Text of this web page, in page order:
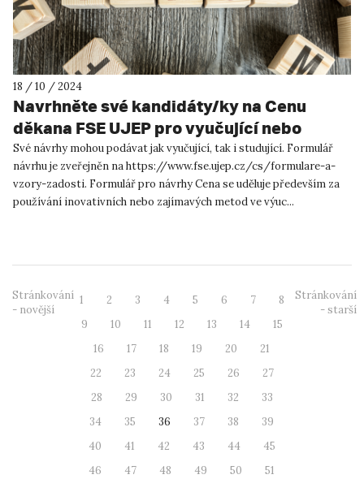
18 / 10 / 2024
Navrhněte své kandidáty/ky na Cenu
děkana FSE UJEP pro vyučující nebo
vyučujícího FSE UJEP za pedagogickou
činnost
Své návrhy mohou podávat jak vyučující, tak i studující. Formulář
návrhu je zveřejněn na https://www.fse.ujep.cz/cs/formulare-a-
vzory-zadosti. Formulář pro návrhy Cena se uděluje především za
používání inovativních nebo zajímavých metod ve výuc...
Stránkování
- novější
1 2 3 4 5 6 7
8
9
10 11 12 13 14
15
16
17 18 19 20
21
22
23 24 25 26
27
28
29 30 31 32
33
34
35 36 37 38
39
40
41 42 43 44
45
46
47 48 49 50
51
Stránkování
- starší